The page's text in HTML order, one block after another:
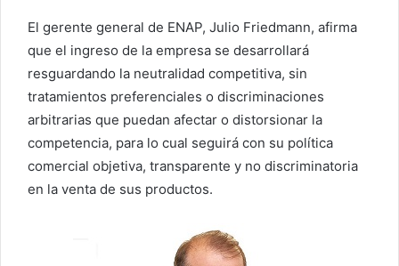
El gerente general de ENAP, Julio Friedmann, afirma
que el ingreso de la empresa se desarrollará
resguardando la neutralidad competitiva, sin
tratamientos preferenciales o discriminaciones
arbitrarias que puedan afectar o distorsionar la
competencia, para lo cual seguirá con su política
comercial objetiva, transparente y no discriminatoria
en la venta de sus productos.